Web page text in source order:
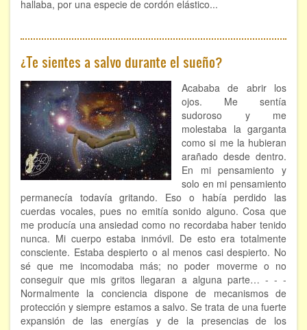
hallaba, por una especie de cordón elástico...
¿Te sientes a salvo durante el sueño?
Acababa de abrir los
ojos. Me sentía
sudoroso y me
molestaba la garganta
como si me la hubieran
arañado desde dentro.
En mi pensamiento y
solo en mi pensamiento
permanecía todavía gritando. Eso o había perdido las
cuerdas vocales, pues no emitía sonido alguno. Cosa que
me producía una ansiedad como no recordaba haber tenido
nunca. Mi cuerpo estaba inmóvil. De esto era totalmente
consciente. Estaba despierto o al menos casi despierto. No
sé que me incomodaba más; no poder moverme o no
conseguir que mis gritos llegaran a alguna parte… - - -
Normalmente la conciencia dispone de mecanismos de
protección y siempre estamos a salvo. Se trata de una fuerte
expansión de las energías y de la presencias de los